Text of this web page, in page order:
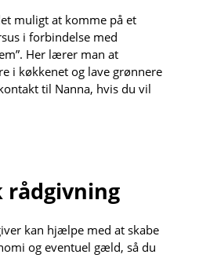
muligt at komme på et
i forbindelse med
Her lærer man at
i køkkenet og lave grønnere
til Nanna, hvis du vil
kan hjælpe med at skabe
og eventuel gæld, så du